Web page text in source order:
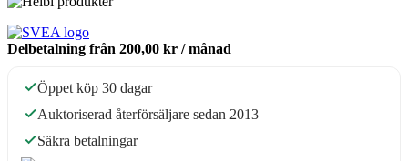
Delbetalning från 200,00 kr / månad
Öppet köp 30 dagar
Auktoriserad återförsäljare sedan 2013
Säkra betalningar